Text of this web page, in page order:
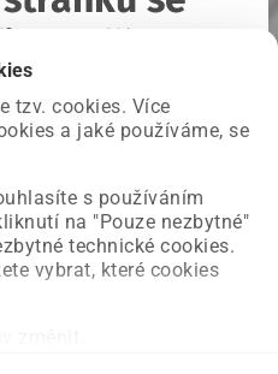
tzv. cookies. Více
a jaké používáme, se
s používáním
na "Pouze nezbytné"
technické cookies.
vybrat, které cookies
a už ji opravujeme.
požadovanou stránku.
Úvodní strana